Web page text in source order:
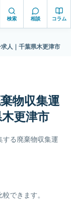
検索 相談 コラム
人｜千葉県木更津市
物収集運
更津市
る廃棄物収集運
できます。